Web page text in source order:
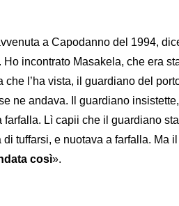
a Capodanno del 1994,
incontrato Masakela, che era
che l’ha vista, il guardiano del
ne andava. Il guardiano
farfalla. Lì capii che il guardiano
tuffarsi, e nuotava a farfalla. Ma il
così».